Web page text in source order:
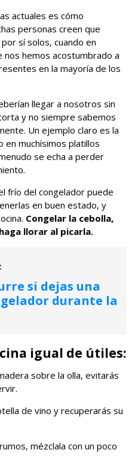
actuales es cómo
personas creen que
sí solos, cuando en
nos hemos acostumbrado a
en la mayoría de los
llegar a nosotros sin
y no siempre sabemos
Un ejemplo claro es la
en muchísimos platillos
se echa a perder
frío del congelador puede
en buen estado, y
Congelar la cebolla,
llorar al picarla.
si dejas una
durante la
igual de útiles:
sobre la olla, evitarás
de vino y recuperarás su
mézclala con un poco